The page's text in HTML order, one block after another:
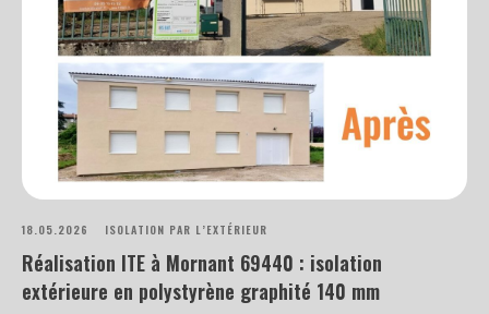
18.05.2026 ISOLATION PAR L’EXTÉRIEUR
Réalisation ITE à Mornant 69440 : isolation
extérieure en polystyrène graphité 140 mm